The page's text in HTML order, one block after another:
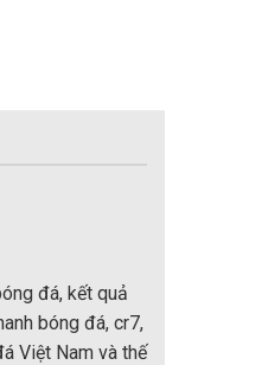
đá, kết quả
bóng đá, cr7,
Việt Nam và thế